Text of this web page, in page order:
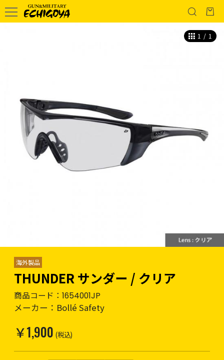
1 / 1
海外製品
THUNDER サンダー / クリア
商品コード： 1654001JP
メーカー： Bollé Safety
￥1,900 (税込)